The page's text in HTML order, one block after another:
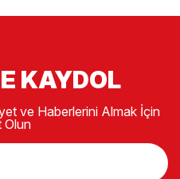
KAYDOL
ve Haberlerini Almak İçin
Olun